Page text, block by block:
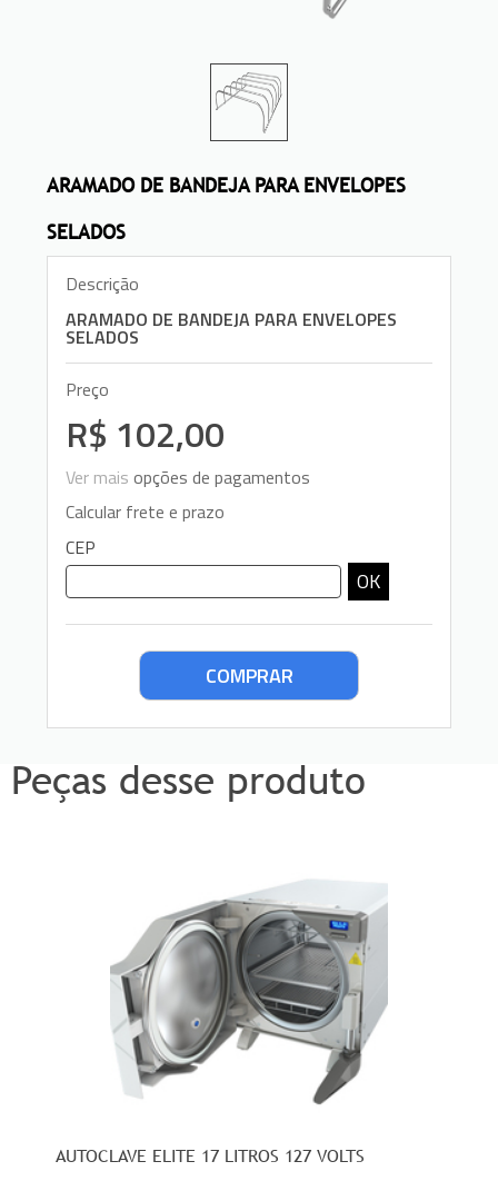
ARAMADO DE BANDEJA PARA ENVELOPES
SELADOS
Descrição
ARAMADO DE BANDEJA PARA ENVELOPES
SELADOS
Preço
R$ 102,00
Ver mais opções de pagamentos
Calcular frete e prazo
CEP
OK
Peças desse produto
AUTOCLAVE ELITE 17 LITROS 127 VOLTS